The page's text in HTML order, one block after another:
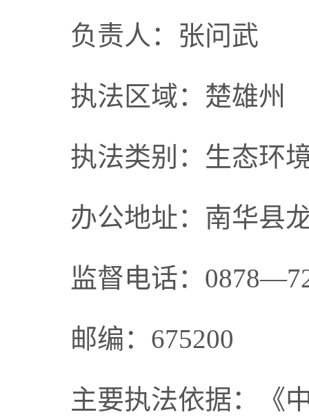
负责人：张问武
执法区域：楚雄州
执法类别：生态环
办公地址：南华县
监督电话：
邮编：675200
主要执法依据：《